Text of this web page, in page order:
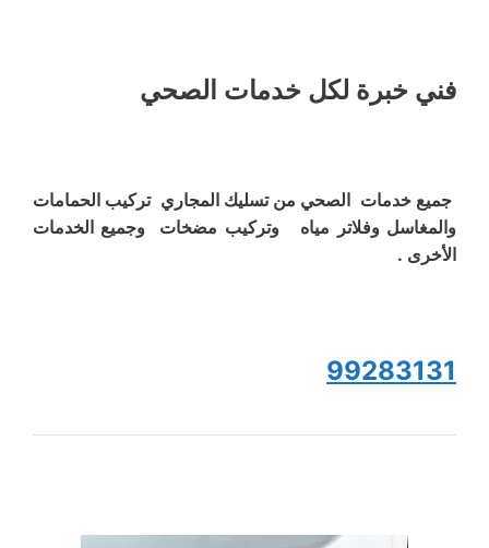
فني خبرة لكل خدمات الصحي
جميع خدمات الصحي من تسليك المجاري تركيب الحمامات
والمغاسل وفلاتر مياه وتركيب مضخات وجميع الخدمات
الأخرى .
99283131